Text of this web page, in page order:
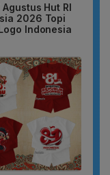
Agustus Hut RI
2026 Topi
Indonesia